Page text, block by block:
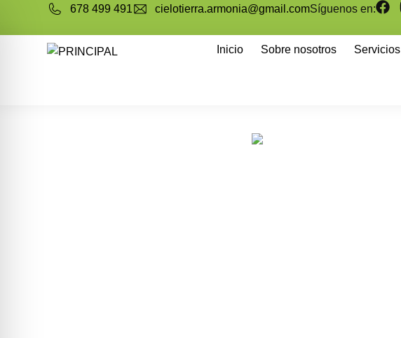
678 499 491 cielotierra.armonia@gmail.comSíguenos en:
Inicio Sobre nosotros Servicios